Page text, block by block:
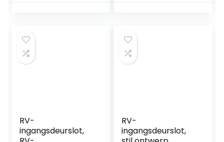
RV-
ingangsdeurslot,
RV-
ingangsdeurslot,